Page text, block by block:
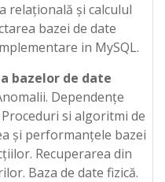
relațională și calculul
bazei de date
in MySQL.
bazelor de date
Dependențe
si algoritmi de
și performanțele bazei
Recuperarea din
Baza de date fizică.